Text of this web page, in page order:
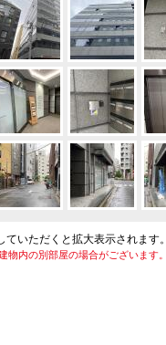
いただくと拡大表示されます。
物内の別部屋の場合がございま